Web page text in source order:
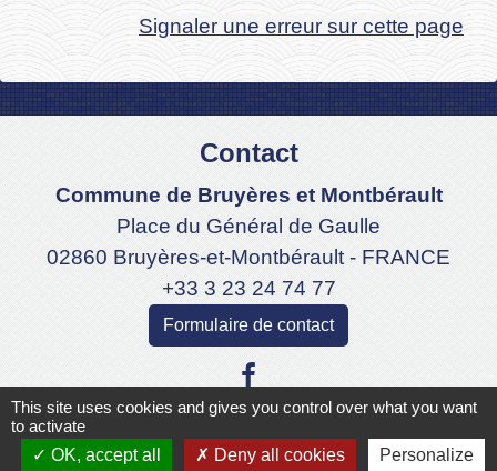
Signaler une erreur sur cette page
Contact
Commune de Bruyères et Montbérault
Place du Général de Gaulle
02860 Bruyères-et-Montbérault - FRANCE
+33 3 23 24 74 77
Formulaire de contact
This site uses cookies and gives you control over what you want
to activate
OK, accept all
Deny all cookies Personalize